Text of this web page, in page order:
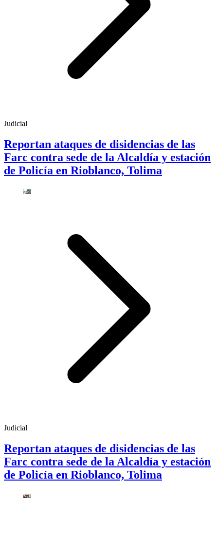
Judicial
Reportan ataques de disidencias de las
Farc contra sede de la Alcaldía y estación
de Policía en Rioblanco, Tolima
Judicial
Reportan ataques de disidencias de las
Farc contra sede de la Alcaldía y estación
de Policía en Rioblanco, Tolima